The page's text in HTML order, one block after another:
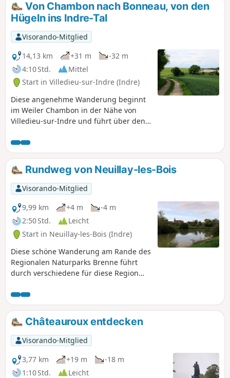
Von Chambon nach Bonneau, von den
Hügeln ins Indre-Tal
Visorando-Mitglied
14,13 km
+31 m
-32 m
4:10 Std.
Mittel
Start in Villedieu-sur-Indre (Indre)
Diese angenehme Wanderung beginnt
im Weiler Chambon in der Nähe von
Villedieu-sur-Indre und führt über den
Bonneau und über den Nordhang
zurück, mit schönen Aussichtspunkten.
Rundweg von Neuillay-les-Bois
Visorando-Mitglied
9,99 km
+4 m
-4 m
2:50 Std.
Leicht
Start in Neuillay-les-Bois (Indre)
Diese schöne Wanderung am Rande des
Regionalen Naturparks Brenne führt
durch verschiedene für diese Region
und angenehmes Unterholz.
Châteauroux entdecken
Visorando-Mitglied
3,77 km
+19 m
-18 m
1:10 Std.
Leicht